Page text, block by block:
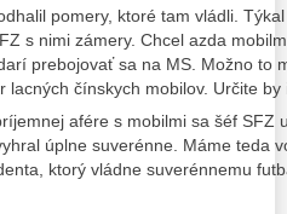
pomery, ktoré tam vládli.
s nimi zámery. Chcel azda
prebojovať sa na MS. Možno to
lacných čínskych mobilov. Určite by
afére s mobilmi sa šéf SFZ
úplne suverénne. Máme teda
ktorý vládne suverénnemu